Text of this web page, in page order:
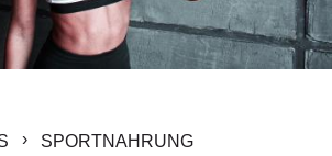
SPORTNAHRUNG